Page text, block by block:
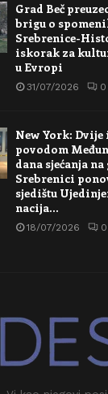
Grad Beč
brigu o
Srebrenice-
iskorak za
u Evropi
31/07/2026 0
New York:
povodom
dana sjećanja
Srebrenici
sjedištu
nacija…
18/07/2026 0